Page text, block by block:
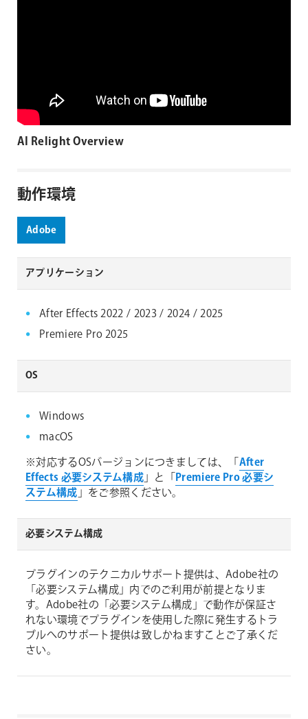
AI Relight Overview
動作環境
Adobe
アプリケーション
After Effects 2022 / 2023 / 2024 / 2025
Premiere Pro 2025
OS
Windows
macOS
※対応するOSバージョンにつきましては、「 After
Effects 必要システム構成」と「 Premiere Pro 必要シ
ステム構成 」をご参照ください。
必要システム構成
プラグインのテクニカルサポート提供は、Adobe社の
「必要システム構成」内でのご利用が前提となりま
す。Adobe社の「必要システム構成」で動作が保証さ
れない環境でプラグインを使用した際に発生するトラ
ブルへのサポート提供は致しかねますことご了承くだ
さい。